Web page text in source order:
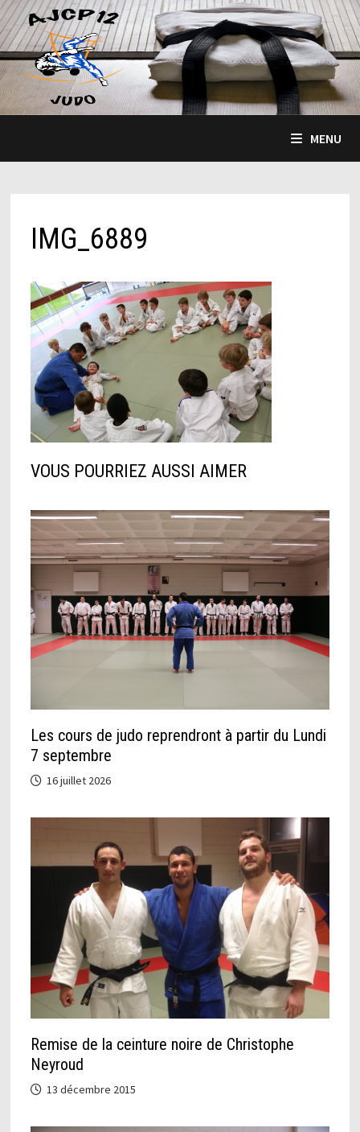
Passer
au
contenu
MENU
IMG_6889
VOUS POURRIEZ AUSSI AIMER
Les cours de judo reprendront à partir du Lundi
7 septembre
16 juillet 2026
Remise de la ceinture noire de Christophe
Neyroud
13 décembre 2015